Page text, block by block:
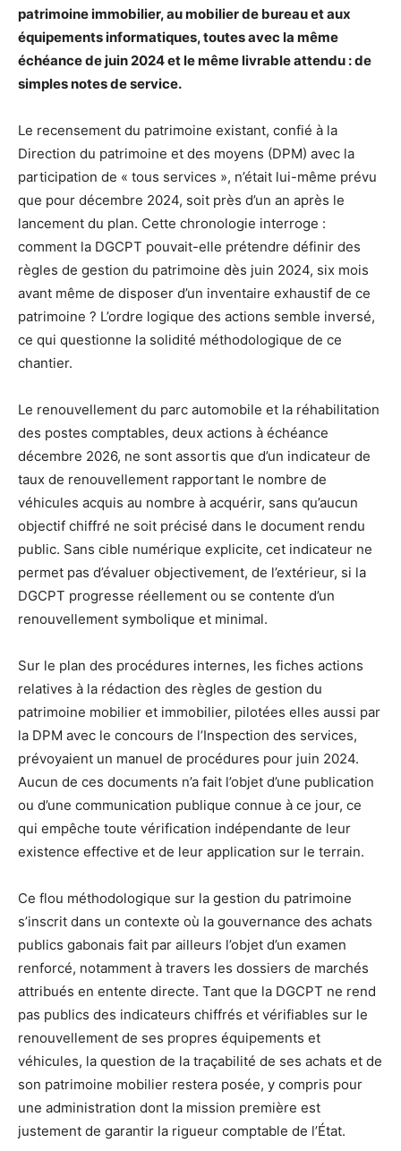
patrimoine immobilier, au mobilier de bureau et aux
équipements informatiques, toutes avec la même
échéance de juin 2024 et le même livrable attendu : de
simples notes de service.
Le recensement du patrimoine existant, confié à la
Direction du patrimoine et des moyens (DPM) avec la
participation de « tous services », n’était lui-même prévu
que pour décembre 2024, soit près d’un an après le
lancement du plan. Cette chronologie interroge :
comment la DGCPT pouvait-elle prétendre définir des
règles de gestion du patrimoine dès juin 2024, six mois
avant même de disposer d’un inventaire exhaustif de ce
patrimoine ? L’ordre logique des actions semble inversé,
ce qui questionne la solidité méthodologique de ce
chantier.
Le renouvellement du parc automobile et la réhabilitation
des postes comptables, deux actions à échéance
décembre 2026, ne sont assortis que d’un indicateur de
taux de renouvellement rapportant le nombre de
véhicules acquis au nombre à acquérir, sans qu’aucun
objectif chiffré ne soit précisé dans le document rendu
public. Sans cible numérique explicite, cet indicateur ne
permet pas d’évaluer objectivement, de l’extérieur, si la
DGCPT progresse réellement ou se contente d’un
renouvellement symbolique et minimal.
Sur le plan des procédures internes, les fiches actions
relatives à la rédaction des règles de gestion du
patrimoine mobilier et immobilier, pilotées elles aussi par
la DPM avec le concours de l’Inspection des services,
prévoyaient un manuel de procédures pour juin 2024.
Aucun de ces documents n’a fait l’objet d’une publication
ou d’une communication publique connue à ce jour, ce
qui empêche toute vérification indépendante de leur
existence effective et de leur application sur le terrain.
Ce flou méthodologique sur la gestion du patrimoine
s’inscrit dans un contexte où la gouvernance des achats
publics gabonais fait par ailleurs l’objet d’un examen
renforcé, notamment à travers les dossiers de marchés
attribués en entente directe. Tant que la DGCPT ne rend
pas publics des indicateurs chiffrés et vérifiables sur le
renouvellement de ses propres équipements et
véhicules, la question de la traçabilité de ses achats et de
son patrimoine mobilier restera posée, y compris pour
une administration dont la mission première est
justement de garantir la rigueur comptable de l’État.